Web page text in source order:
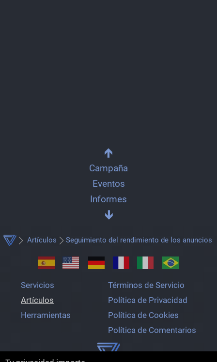
Campaña
Eventos
Informes
Artículos Seguimiento del rendimiento de los anuncios
Servicios
Artículos
Herramientas
Términos de Servicio
Política de Privacidad
Política de Cookies
Política de Comentarios